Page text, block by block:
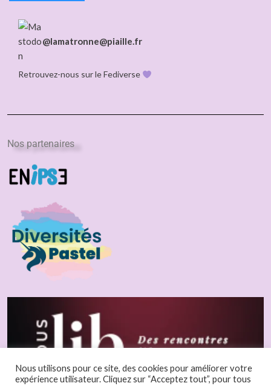
@lamatronne@piaille.fr
Retrouvez-nous sur le Fediverse
Nos partenaires
Nous utilisons pour ce site, des cookies pour améliorer votre
expérience utilisateur. Cliquez sur “Acceptez tout”, pour tous